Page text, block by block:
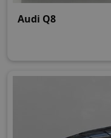
Audi Q8